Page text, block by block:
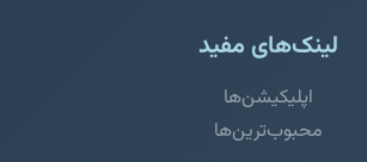
لینک‌های مفید
اپلیکیشن‌ها
محبوب‌ترین‌ها